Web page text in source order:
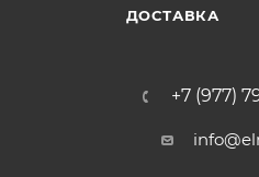
ДОСТАВКА
+7 (977)